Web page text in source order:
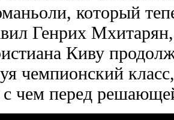
который
Генрих
Киву
чемпионский
с чем перед